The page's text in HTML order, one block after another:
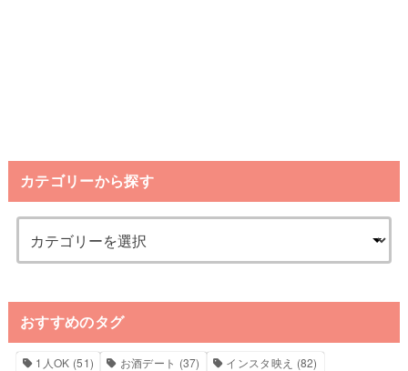
カテゴリーから探す
おすすめのタグ
1人OK (51) お酒デート (37) インスタ映え (82)